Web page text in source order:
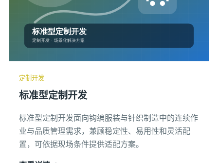
定制开发
标准型定制开发
标准型定制开发面向钩编服装与针织制造中的连续作
业与品质管理需求，兼顾稳定性、易用性和灵活配
置，可依据现场条件提供适配方案。